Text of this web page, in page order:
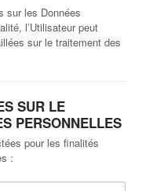
sur les Données
l’Utilisateur peut
sur le traitement des
SUR LE
PERSONNELLES
pour les finalités
: